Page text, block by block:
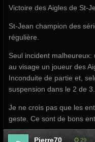
Victoire des Aigles de St-
St-Jean champion des
régulière.
Seul incident
au visage un joueur des
Inconduite de partie et,
suspension dans le 2 de 3.
Je ne crois pas que les
geste. Ce sont de bons
Pierre70 29